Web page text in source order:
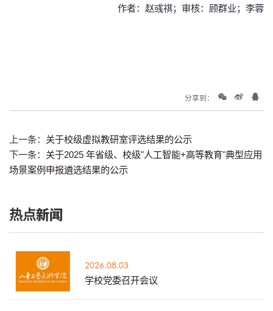
作者：赵彧祺；审核：顾群业；李蓉
分享到：
上一条： 关于校级虚拟教研室评选结果的公示
下一条： 关于2025 年省级、校级"人工智能+高等教育"典型应用
场景案例申报遴选结果的公示
热点新闻
2026.08.03
学校党委召开会议